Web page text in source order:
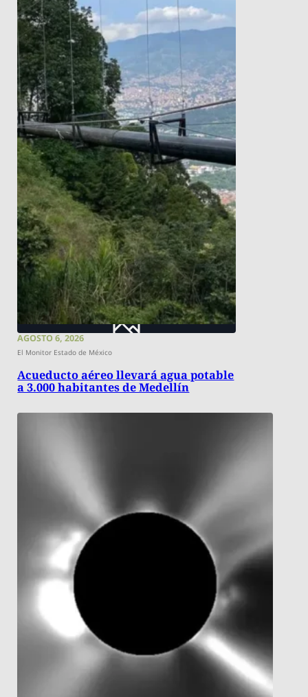
AGOSTO 6, 2026
El Monitor Estado de México
Acueducto aéreo llevará agua potable
a 3.000 habitantes de Medellín